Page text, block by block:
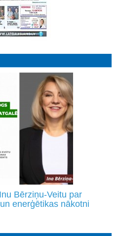
Bērziņu-Veitu par
enerģētikas nākotni